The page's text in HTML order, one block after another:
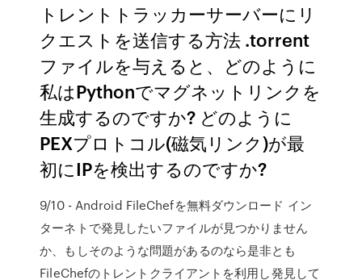
トレントトラッカーサーバーにリ
クエストを送信する方法 .torrent
ファイルを与えると、どのように
私はPythonでマグネットリンクを
生成するのですか? どのように
PEXプロトコル(磁気リンク)が最
初にIPを検出するのですか?
9/10 - Android FileChefを無料ダウンロード イン
ターネトで発見したいファイルが見つかりません
か、もしそのような問題があるのなら是非とも
FileChefのトレントクライアントを利用し発見して